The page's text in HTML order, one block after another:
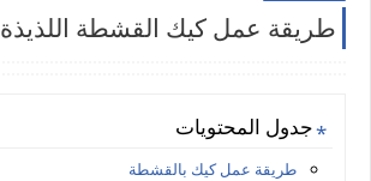
طريقة عمل كيك القشطة اللذيذة
جدول المحتويات
طريقة عمل كيك بالقشطة